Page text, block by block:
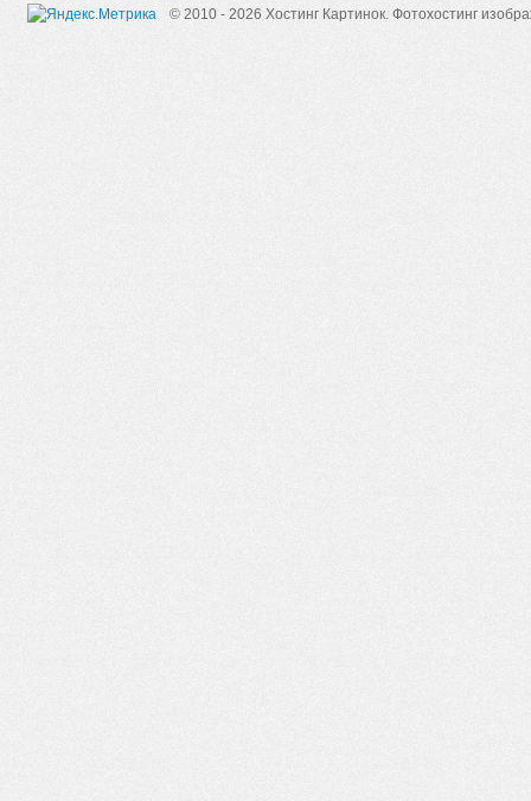
© 2010 - 2026 Хостинг Картинок. Фотохостинг